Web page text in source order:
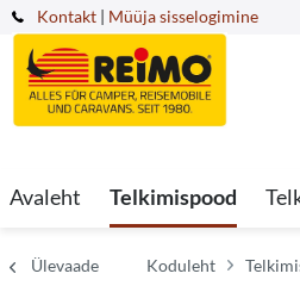
Kontakt | Müüja sisselogimine
Avaleht Telkimispood
Ülevaade Koduleht